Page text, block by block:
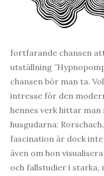
fortfarande chansen
utställning
chansen bör man ta.
intresse för den
hennes verk hittar
husgudarna:
fascination är dock
även om hon
och fallstudier i starka,